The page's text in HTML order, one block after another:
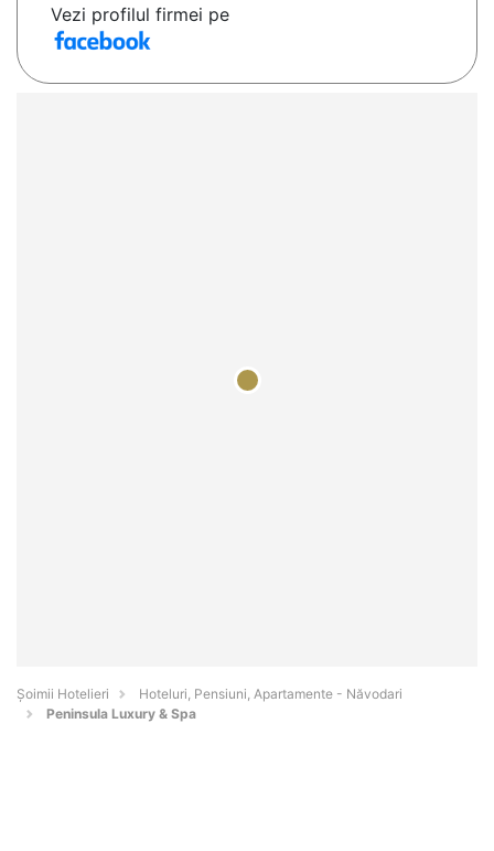
Vezi profilul firmei pe
Șoimii Hotelieri
Hoteluri, Pensiuni, Apartamente - Năvodari
Peninsula Luxury & Spa